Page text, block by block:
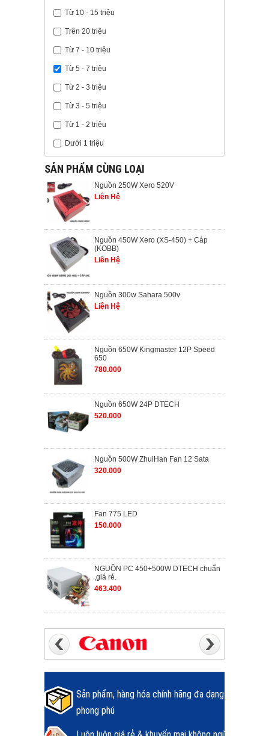
Từ 10 - 15 triệu
Trên 20 triệu
Từ 7 - 10 triệu
Từ 5 - 7 triệu
Từ 2 - 3 triệu
Từ 3 - 5 triệu
Từ 1 - 2 triệu
Dưới 1 triệu
SẢN PHẨM CÙNG LOẠI
Nguồn 250W Xero 520V
Liên Hệ
Nguồn 450W Xero (XS-450) + Cáp
(KOBB)
Liên Hệ
Nguồn 300w Sahara 500v
Liên Hệ
Nguồn 650W Kingmaster 12P Speed
650
780.000
Nguồn 650W 24P DTECH
520.000
Nguồn 500W ZhuiHan Fan 12 Sata
320.000
Fan 775 LED
150.000
NGUỒN PC 450+500W DTECH chuẩn
,giá rẻ.
463.400
Sản phẩm, hàng hóa chính hãng đa dạng
phong phú